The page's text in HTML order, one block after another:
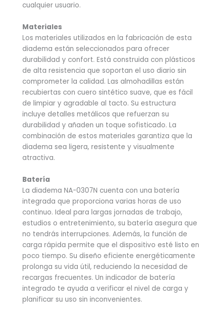
cualquier usuario.
Materiales
Los materiales utilizados en la fabricación de esta
diadema están seleccionados para ofrecer
durabilidad y confort. Está construida con plásticos
de alta resistencia que soportan el uso diario sin
comprometer la calidad. Las almohadillas están
recubiertas con cuero sintético suave, que es fácil
de limpiar y agradable al tacto. Su estructura
incluye detalles metálicos que refuerzan su
durabilidad y añaden un toque sofisticado. La
combinación de estos materiales garantiza que la
diadema sea ligera, resistente y visualmente
atractiva.
Batería
La diadema NA-0307N cuenta con una batería
integrada que proporciona varias horas de uso
continuo. Ideal para largas jornadas de trabajo,
estudios o entretenimiento, su batería asegura que
no tendrás interrupciones. Además, la función de
carga rápida permite que el dispositivo esté listo en
poco tiempo. Su diseño eficiente energéticamente
prolonga su vida útil, reduciendo la necesidad de
recargas frecuentes. Un indicador de batería
integrado te ayuda a verificar el nivel de carga y
planificar su uso sin inconvenientes.